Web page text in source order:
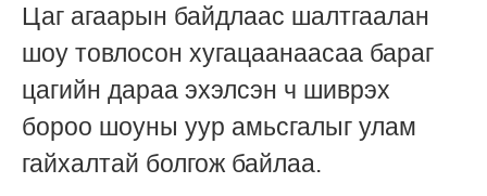
Цаг агаарын байдлаас шалтгаалан
шоу товлосон хугацаанаасаа бараг
цагийн дараа эхэлсэн ч шиврэх
бороо шоуны уур амьсгалыг улам
гайхалтай болгож байлаа.